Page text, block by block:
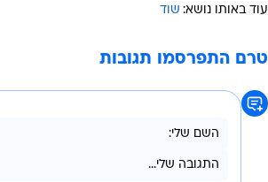
עוד באותו נושא: שוד
טרם התפרסמו תגובות